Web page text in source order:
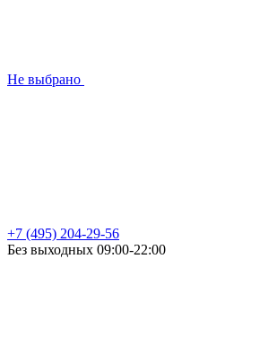
Не выбрано
+7 (495) 204-29-56
Без выходных 09:00-22:00